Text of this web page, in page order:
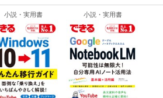
小説・実用書 小説・実用書